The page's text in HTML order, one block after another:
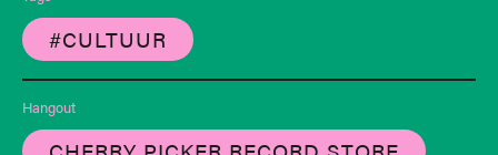
#CULTUUR
Hangout